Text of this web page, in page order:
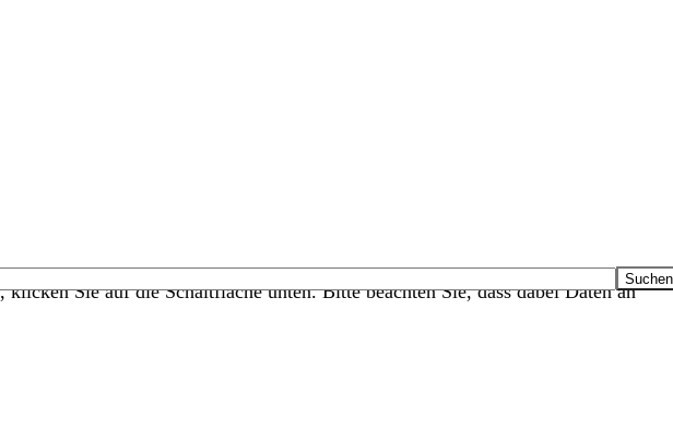
Sie auf die Schaltfläche unten. Bitte beachten Sie, dass dabei Daten an